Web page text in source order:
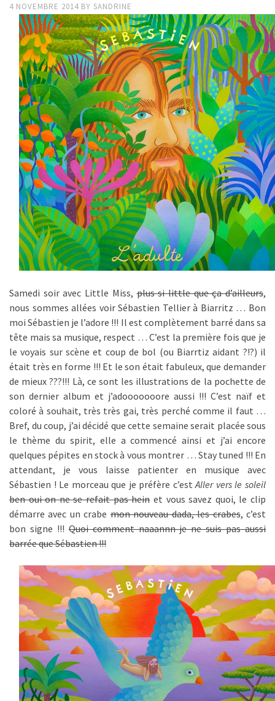
4 NOVEMBRE 2014 BY SANDRINE
Samedi soir avec Little Miss,plus si little que ça d’ailleurs,
nous sommes allées voir Sébastien Tellier à Biarritz … Bon
moi Sébastien je l’adore !!! Il est complètement barré dans sa
tête mais sa musique, respect … C’est la première fois que je
le voyais sur scène et coup de bol (ou Biarrtiz aidant ?!?) il
était très en forme !!! Et le son était fabuleux, que demander
de mieux ???!!! Là, ce sont les illustrations de la pochette de
son dernier album et j’adooooooore aussi !!! C’est naïf et
coloré à souhait, très très gai, très perché comme il faut …
Bref, du coup, j’ai décidé que cette semaine serait placée sous
le thème du spirit, elle a commencé ainsi et j’ai encore
quelques pépites en stock à vous montrer … Stay tuned !!! En
attendant, je vous laisse patienter en musique avec
Sébastien ! Le morceau que je préfère c’estAller vers le soleil
ben oui on ne se refait pas heinet vous savez quoi, le clip
démarre avec un crabemon nouveau dada, les crabes, c’est
bon signe !!!Quoi comment naaannn je ne suis pas aussi
barrée que Sébastien !!!